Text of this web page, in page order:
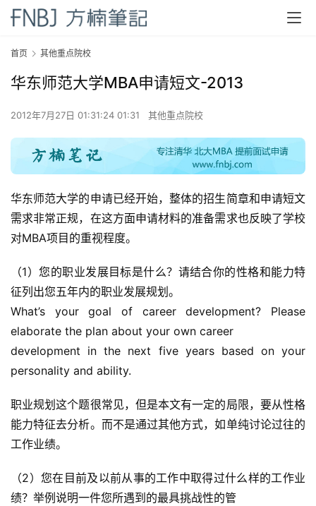
首
首页 其他重点院校
华东师范大学MBA申请短文-2013
2012年7月27日 01:31:24 01:31 其他重点院校
华东师范大学的申请已经开始，整体的招生简章和申请短文
需求非常正规，在这方面申请材料的准备需求也反映了学校
对MBA项目的重视程度。
（1）您的职业发展目标是什么？请结合你的性格和能力特
征列出您五年内的职业发展规划。
What’s your goal of career development? Please
elaborate the plan about your own career
development in the next five years based on your
personality and ability.
职业规划这个题很常见，但是本文有一定的局限，要从性格
能力特征去分析。而不是通过其他方式，如单纯讨论过往的
工作业绩。
（2）您在目前及以前从事的工作中取得过什么样的工作业
绩？举例说明一件您所遇到的最具挑战性的管